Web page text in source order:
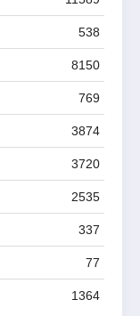
538
8150
769
3874
3720
2535
337
77
1364